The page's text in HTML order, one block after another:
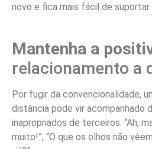
novo e fica mais fácil de suportar
Mantenha a
relacionamento a
Por fugir da convencionalidade,
distância pode vir acompanhado
inapropriados de terceiros. “Ah,
muito!”, “O que os olhos não